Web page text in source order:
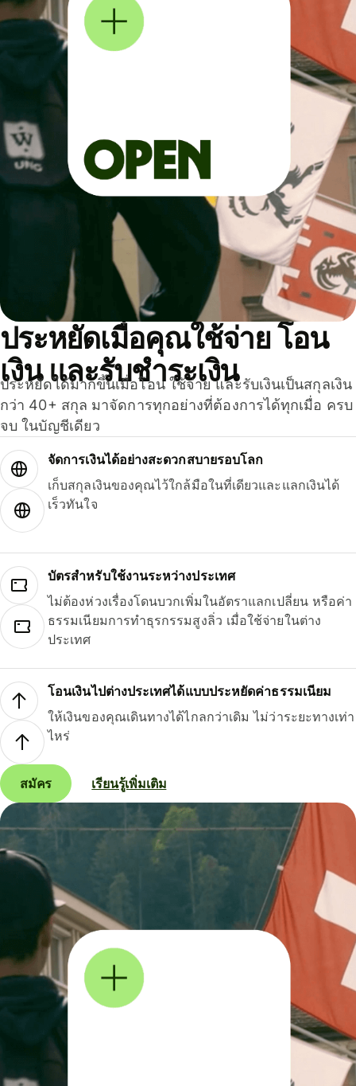
ประหยัดเมื่อคุณใช้จ่าย โอน
เงิน และรับชำระเงิน
ประหยัดได้มากขึ้นเมื่อโอน ใช้จ่าย และรับเงินเป็นสกุลเงิน
กว่า 40+ สกุล มาจัดการทุกอย่างที่ต้องการได้ทุกเมื่อ ครบ
จบ ในบัญชีเดียว
จัดการเงินได้อย่างสะดวกสบายรอบโลก
เก็บสกุลเงินของคุณไว้ใกล้มือในที่เดียวและแลกเงินได้
เร็วทันใจ
บัตรสำหรับใช้งานระหว่างประเทศ
ไม่ต้องห่วงเรื่องโดนบวกเพิ่มในอัตราแลกเปลี่ยน หรือค่า
ธรรมเนียมการทำธุรกรรมสูงลิ่ว เมื่อใช้จ่ายในต่าง
ประเทศ
โอนเงินไปต่างประเทศได้แบบประหยัดค่าธรรมเนียม
ให้เงินของคุณเดินทางได้ไกลกว่าเดิม ไม่ว่าระยะทางเท่า
ไหร่
สมัคร เรียนรู้เพิ่มเติม